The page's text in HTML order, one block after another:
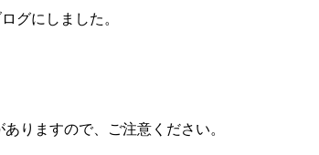
グにしました。
りますので、ご注意ください。